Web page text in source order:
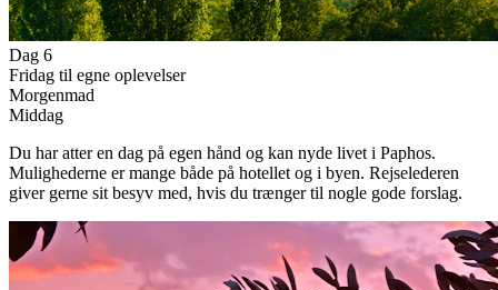
Dag 6
Fridag til egne oplevelser
Morgenmad
Middag
Du har atter en dag på egen hånd og kan nyde livet i Paphos.
Mulighederne er mange både på hotellet og i byen. Rejselederen
giver gerne sit besyv med, hvis du trænger til nogle gode forslag.